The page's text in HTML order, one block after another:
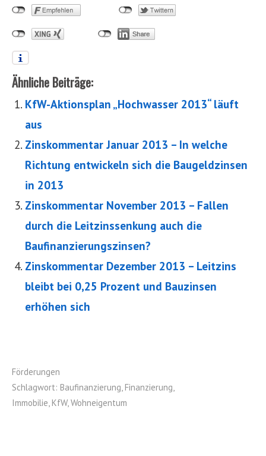
Ähnliche Beiträge:
KfW-Aktionsplan „Hochwasser 2013“ läuft
aus
Zinskommentar Januar 2013 – In welche
Richtung entwickeln sich die Baugeldzinsen
in 2013
Zinskommentar November 2013 – Fallen
durch die Leitzinssenkung auch die
Baufinanzierungszinsen?
Zinskommentar Dezember 2013 – Leitzins
bleibt bei 0,25 Prozent und Bauzinsen
erhöhen sich
Förderungen
Schlagwort: Baufinanzierung, Finanzierung,
Immobilie, KfW,Wohneigentum